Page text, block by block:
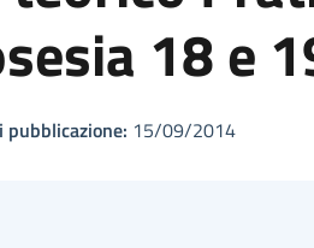
18 e
pubblicazione: 15/09/2014